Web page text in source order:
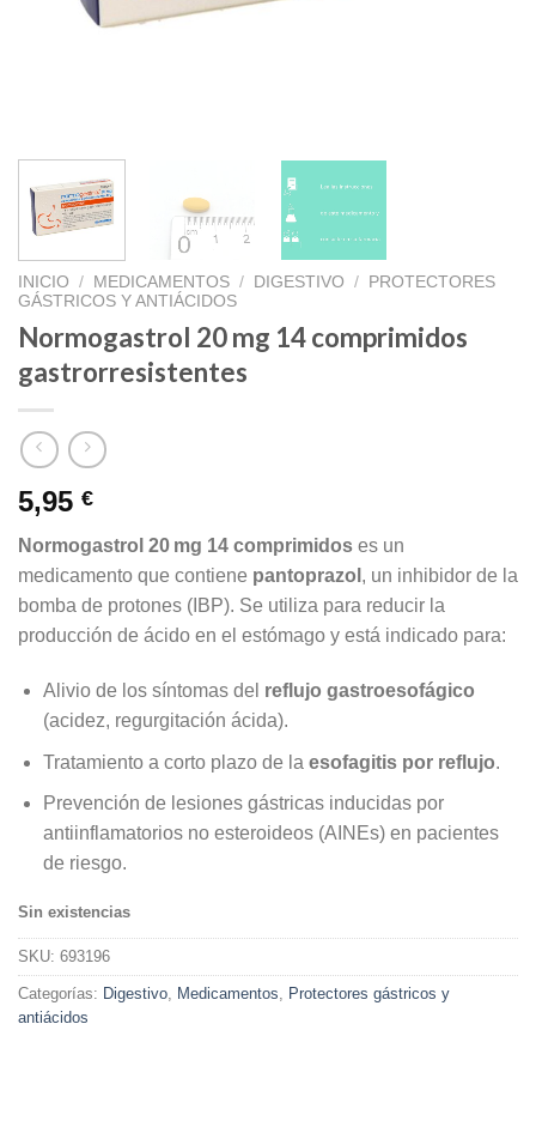
INICIO / MEDICAMENTOS / DIGESTIVO /
PROTECTORES
GÁSTRICOS Y ANTIÁCIDOS
Normogastrol 20 mg 14 comprimidos
gastrorresistentes
5,95 €
Normogastrol 20 mg 14 comprimidos es un
medicamento que contiene pantoprazol , un inhibidor de la
bomba de protones (IBP). Se utiliza para reducir la
producción de ácido en el estómago y está indicado para:
Alivio de los síntomas del reflujo gastroesofágico
(acidez, regurgitación ácida).
Tratamiento a corto plazo de la esofagitis por reflujo.
Prevención de lesiones gástricas inducidas por
antiinflamatorios no esteroideos (AINEs) en pacientes
de riesgo.
Sin existencias
SKU: 693196
Categorías: Digestivo Medicamentos
Protectores gástricos y
antiácidos